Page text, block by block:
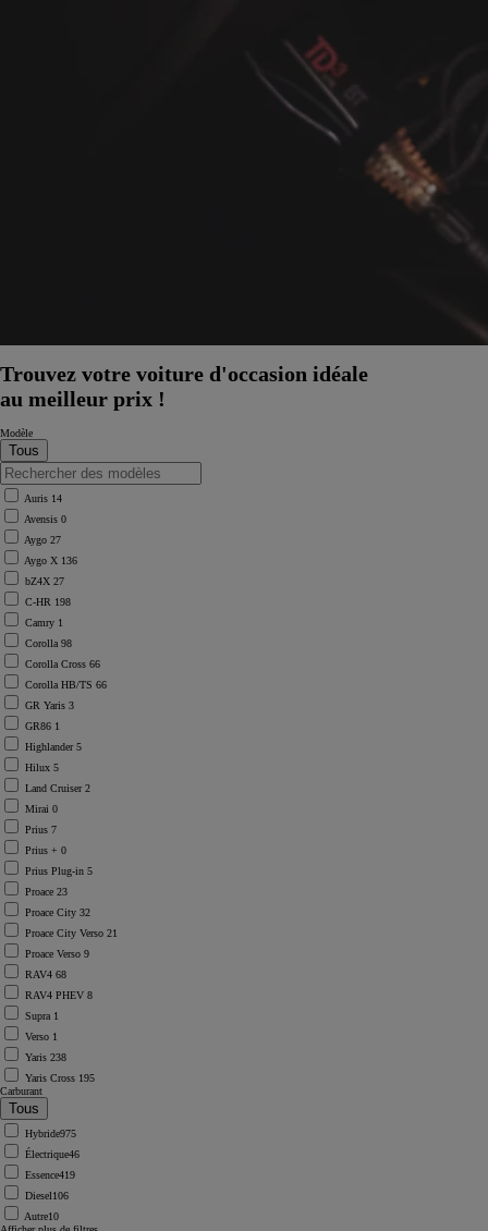
Trouvez votre voiture d'occasion idéale
au meilleur prix !
Modèle
Auris 14
Avensis 0
Aygo 27
Aygo X 136
bZ4X 27
C-HR 198
Camry 1
Corolla 98
Corolla Cross 66
Corolla HB/TS 66
GR Yaris 3
GR86 1
Highlander5
Hilux 5
Land Cruiser2
Mirai 0
Prius 7
Prius + 0
Prius Plug-in 5
Proace 23
Proace City 32
Proace City Verso 21
Proace Verso 9
RAV4 68
RAV4 PHEV 8
Supra 1
Verso 1
Yaris 238
Yaris Cross 195
Carburant
Hybride975
Électrique46
Essence419
Diesel106
Autre10